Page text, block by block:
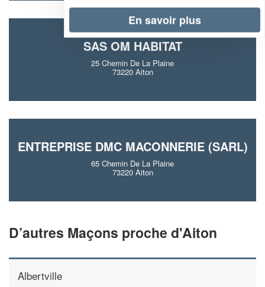
SAS OM HABITAT
25 Chemin De La Plaine
73220 Aiton
ENTREPRISE DMC MACONNERIE (SARL)
65 Chemin De La Plaine
73220 Aiton
D’autres Maçons proche d'Aiton
Albertville
En savoir plus